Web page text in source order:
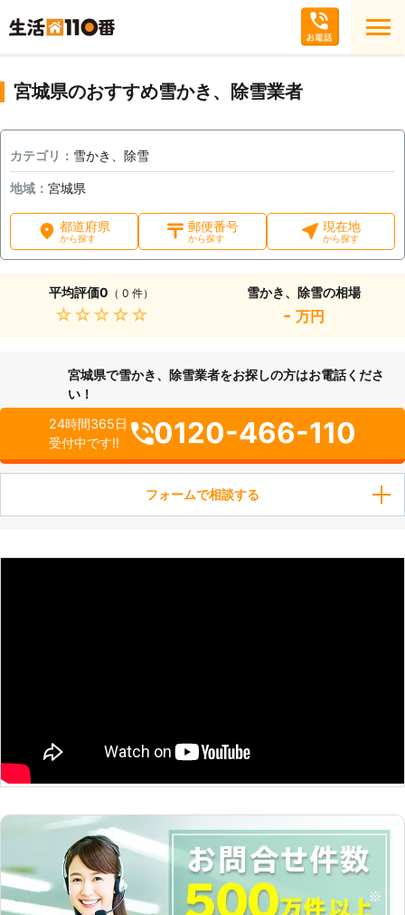
宮城県のおすすめ雪かき、除雪業者
カテゴリ： 雪かき、除雪
地域： 宮城県
都道府県
から探す
郵便番号
から探す
現在地
から探す
平均評価0 （ 0 件）
★★★★★
雪かき、除雪の相場
- 万円
宮城県で雪かき、除雪業者をお探しの方はお電話くださ
い！
24時間365日
受付中です!!
0120-466-110
フォームで相談する